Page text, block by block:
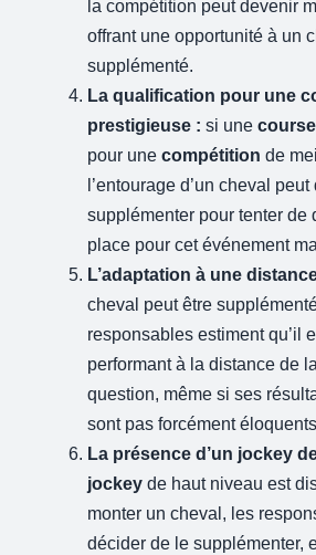
la compétition peut devenir
offrant une opportunité à un
supplémenté.
La qualification pour une
prestigieuse : si unecourse
pour unecompétition de
l’entourage d’un cheval
supplémenter pour tenter de
place pour cet événement
L’adaptation à une
cheval peut être
responsables estiment qu’il
performant à la distance de
question, même si ses
sont pas forcément
La présence d’un jockey
jockey de haut niveau est
monter un cheval, les
décider de le supplémenter,